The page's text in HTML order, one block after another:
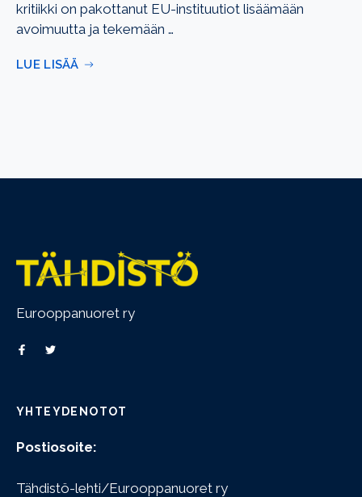
kritiikki on pakottanut EU-instituutiot lisäämään
avoimuutta ja tekemään …
LUE LISÄÄ
Eurooppanuoret ry
YHTEYDENOTOT
Postiosoite:
Tähdistö-lehti/Eurooppanuoret ry